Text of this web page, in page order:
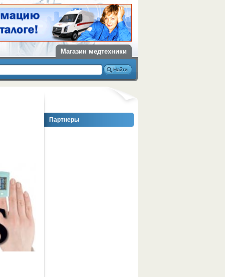
Магазин медтехники
Партнеры